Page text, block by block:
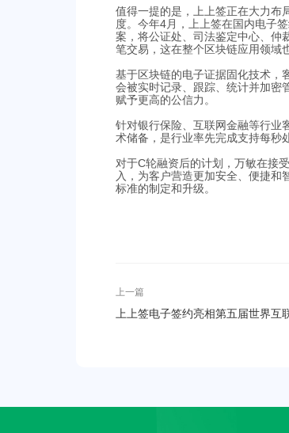
值得一提的是，上上签正在大力布
度。今年4月，上上签在国内电子
案，将公证处、司法鉴定中心、仲
笔交易，这在整个区块链应用领域
基于区块链的电子证据固化技术，
会被实时记录、跟踪、统计并加密
赋予更高的公信力。
针对银行保险、互联网金融等行业
术储备，是行业率先完成支持每秒
对于C轮融资后的计划，万敏在接
入，为客户营造更加安全、便捷
标准的制定和升级。
上一篇
上上签电子签约亮相第五届世界互